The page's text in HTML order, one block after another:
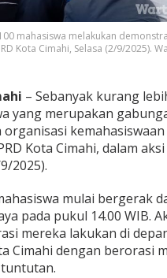
,
A
l
n
s
i
M
a
s
i
s
w
a
:
mahasiswa melakukan
Kota Cimahi, Selasa (2/9/2025).
– Sebanyak kurang
yang merupakan
organisasi
Kota Cimahi, dalam
2025).
mulai bergerak
pada pukul 14.00 WIB.
mereka lakukan di
Cimahi dengan berorasi